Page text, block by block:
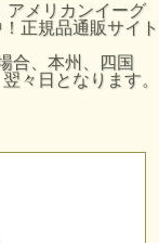
アメリカンイーグ
正規品通販サイト
合、本州、四国
々日となります。